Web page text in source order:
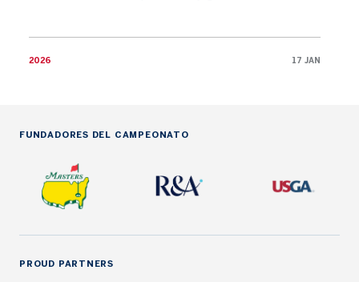
2026 17 JAN
FUNDADORES DEL CAMPEONATO
PROUD PARTNERS